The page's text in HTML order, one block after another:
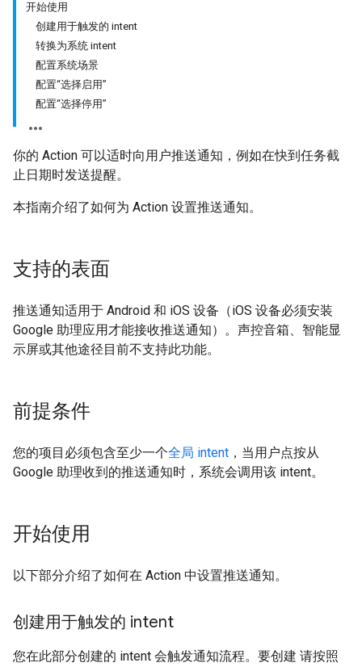
开始使用
创建用于触发的 intent
转换为系统 intent
配置系统场景
配置“选择启用”
配置“选择停用”
你的 Action 可以适时向用户推送通知，例如在快到任务截
止日期时发送提醒。
本指南介绍了如何为 Action 设置推送通知。
支持的表面
推送通知适用于 Android 和 iOS 设备（iOS 设备必须安装
Google 助理应用才能接收推送通知）。声控音箱、智能显
示屏或其他途径目前不支持此功能。
前提条件
您的项目必须包含至少一个全局 intent ，当用户点按从
Google 助理收到的推送通知时，系统会调用该 intent。
开始使用
以下部分介绍了如何在 Action 中设置推送通知。
创建用于触发的 intent
您在此部分创建的 intent 会触发通知流程。要创建 请按照